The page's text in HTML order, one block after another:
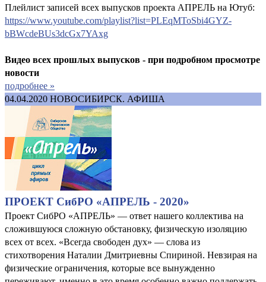
Плейлист записей всех выпусков проекта АПРЕЛЬ на Ютуб:
https://www.youtube.com/playlist?list=PLEqMToSbi4GYZ-
bBWcdeBUs3dcGx7YAxg
Видео всех прошлых выпусков - при подробном просмотре
новости
подробнее »
04.04.2020 НОВОСИБИРСК. АФИША
ПРОЕКТ СибРО «АПРЕЛЬ - 2020»
Проект СибРО «АПРЕЛЬ» — ответ нашего коллектива на
сложившуюся сложную обстановку, физическую изоляцию
всех от всех. «Всегда свободен дух» — слова из
стихотворения Наталии Дмитриевны Спириной. Невзирая на
физические ограничения, которые все вынужденно